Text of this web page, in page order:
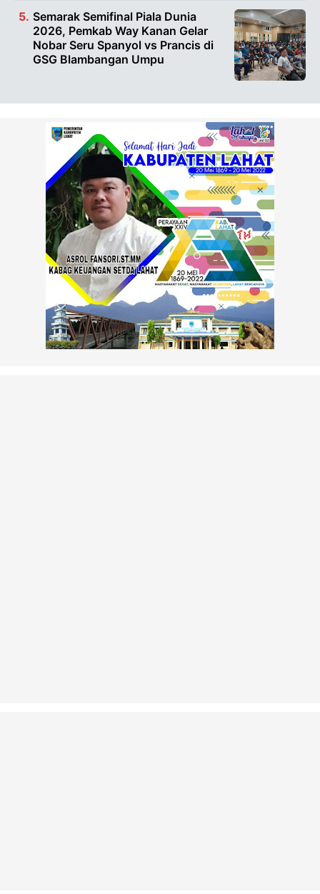
Semarak Semifinal Piala Dunia
2026, Pemkab Way Kanan Gelar
Nobar Seru Spanyol vs Prancis di
GSG Blambangan Umpu